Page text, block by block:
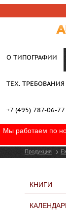
О ТИПОГРАФИИ
ТЕХ. ТРЕБОВАНИЯ
+7 (495) 787-06-77
Мы работаем по
Продукция
КНИГИ